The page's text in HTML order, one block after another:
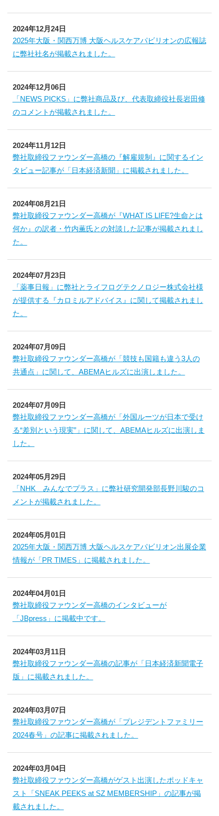
2024年12月24日
2025年大阪・関西万博 大阪ヘルスケアパビリオンの広報誌
に弊社社名が掲載されました。
2024年12月06日
「NEWS PICKS」に弊社商品及び、代表取締役社長岩田修
のコメントが掲載されました。
2024年11月12日
弊社取締役ファウンダー高橋の『解雇規制』に関するイン
タビュー記事が「日本経済新聞」に掲載されました。
2024年08月21日
弊社取締役ファウンダー高橋が『WHAT IS LIFE?生命とは
何か』の訳者・竹内薫氏との対談した記事が掲載されまし
た。
2024年07月23日
「薬事日報」に弊社とライフログテクノロジー株式会社様
が提供する『カロミルアドバイス』に関して掲載されまし
た。
2024年07月09日
弊社取締役ファウンダー高橋が「競技も国籍も違う3人の
共通点」に関して、ABEMAヒルズに出演しました。
2024年07月09日
弊社取締役ファウンダー高橋が「外国ルーツが日本で受け
る“差別という現実”」に関して、ABEMAヒルズに出演しま
した。
2024年05月29日
「NHK みんなでプラス」に弊社研究開発部長野川駿のコ
メントが掲載されました。
2024年05月01日
2025年大阪・関西万博 大阪ヘルスケアパビリオン出展企業
情報が「PR TIMES」に掲載されました。
2024年04月01日
弊社取締役ファウンダー高橋のインタビューが
「JBpress」に掲載中です。
2024年03月11日
弊社取締役ファウンダー高橋の記事が「日本経済新聞電子
版」に掲載されました。
2024年03月07日
弊社取締役ファウンダー高橋が「プレジデントファミリー
2024春号」の記事に掲載されました。
2024年03月04日
弊社取締役ファウンダー高橋がゲスト出演したポッドキャ
スト「SNEAK PEEKS at SZ MEMBERSHIP」の記事が掲
載されました。